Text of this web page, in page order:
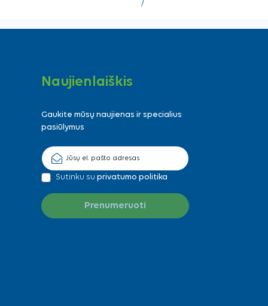
Naujienlaiškis
Gaukite mūsų naujienas ir specialius
pasiūlymus
Sutinku su privatumo politika